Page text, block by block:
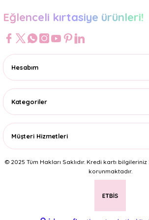
Eğlenceli kırtasiye ürünleri!
Hesabım
Kategoriler
Müşteri Hizmetleri
© 2025 Tüm Hakları Saklıdır. Kredi kartı
korunmaktadır.